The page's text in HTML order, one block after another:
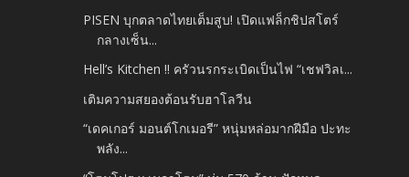
PISEN บุกตลาดไทยเต็มสูบ! เปิดแฟล็กชิปสโตร์
กลางเซ็น...
Hell’s Kitchen !! ครัวนรกระเบิดเป็นไฟ “เชฟวิลเ...
เติมความสยองต้อนรับฮาโลวีน
“เดคเกอร์ มอนต์โกเมอรี” หนุ่มหล่อมากฝีมือ ปะทะ
พลัง...